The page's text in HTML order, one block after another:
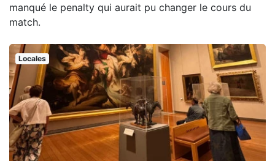
manqué le penalty qui aurait pu changer le cours du
match.
Locales